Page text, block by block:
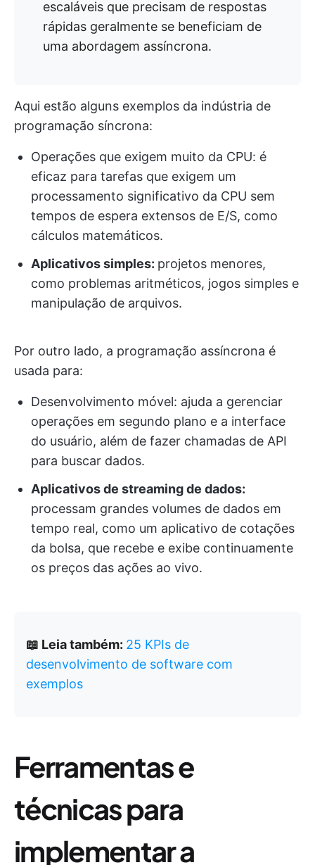
escaláveis que precisam de respostas
rápidas geralmente se beneficiam de
uma abordagem assíncrona.
Aqui estão alguns exemplos da indústria de
programação síncrona:
Operações que exigem muito da CPU: é
eficaz para tarefas que exigem um
processamento significativo da CPU sem
tempos de espera extensos de E/S, como
cálculos matemáticos.
Aplicativos simples: projetos menores,
como problemas aritméticos, jogos simples e
manipulação de arquivos.
Por outro lado, a programação assíncrona é
usada para:
Desenvolvimento móvel: ajuda a gerenciar
operações em segundo plano e a interface
do usuário, além de fazer chamadas de API
para buscar dados.
Aplicativos de streaming de dados:
processam grandes volumes de dados em
tempo real, como um aplicativo de cotações
da bolsa, que recebe e exibe continuamente
os preços das ações ao vivo.
📖 Leia também: 25 KPIs de
desenvolvimento de software com
exemplos
Ferramentas e
técnicas para
implementar a